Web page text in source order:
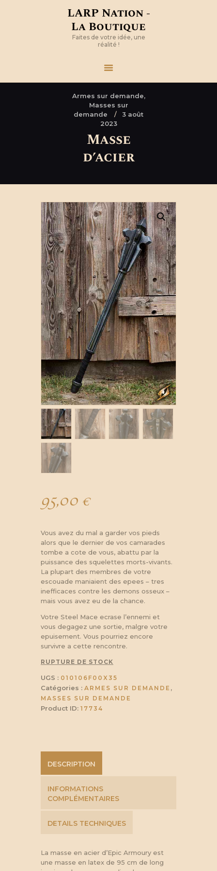
LARP Nation -
La Boutique
Faites de votre idée, une
réalité !
Armes sur demande,
Masses sur
demande
3 août
2023
Masse
d’acier
95,00€
Vous avez du mal a garder vos pieds
alors que le dernier de vos camarades
tombe a cote de vous, abattu par la
puissance des squelettes morts-vivants.
La plupart des membres de votre
escouade maniaient des epees – tres
inefficaces contre les demons osseux –
mais vous avez eu de la chance.
Votre Steel Mace ecrase l’ennemi et
vous degagez une sortie, malgre votre
epuisement. Vous pourriez encore
survivre a cette rencontre.
RUPTURE DE STOCK
UGS : 010106F00X35
Catégories : ARMES SUR DEMANDE ,
MASSES SUR DEMANDE
Product ID: 17734
DESCRIPTION
INFORMATIONS
COMPLÉMENTAIRES
DETAILS TECHNIQUES
La masse en acier d’Epic Armoury est
une masse en latex de 95 cm de long